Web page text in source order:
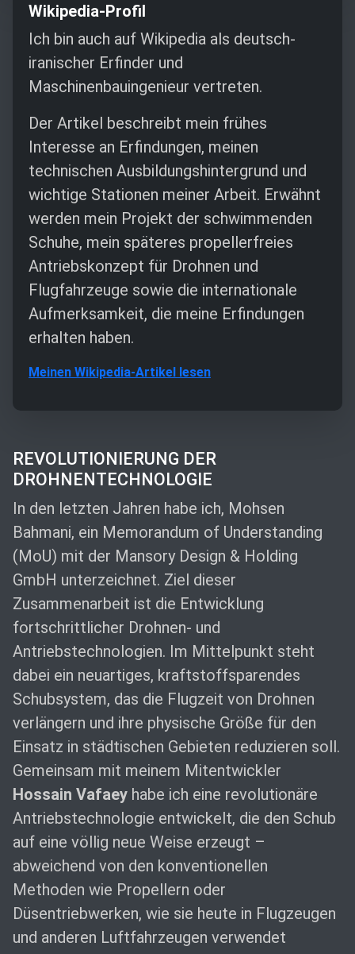
Wikipedia-Profil
Ich bin auch auf Wikipedia als deutsch-
iranischer Erfinder und
Maschinenbauingenieur vertreten.
Der Artikel beschreibt mein frühes
Interesse an Erfindungen, meinen
technischen Ausbildungshintergrund und
wichtige Stationen meiner Arbeit. Erwähnt
werden mein Projekt der schwimmenden
Schuhe, mein späteres propellerfreies
Antriebskonzept für Drohnen und
Flugfahrzeuge sowie die internationale
Aufmerksamkeit, die meine Erfindungen
erhalten haben.
Meinen Wikipedia-Artikel lesen
REVOLUTIONIERUNG DER
DROHNENTECHNOLOGIE
In den letzten Jahren habe ich, Mohsen
Bahmani, ein Memorandum of Understanding
(MoU) mit der Mansory Design & Holding
GmbH unterzeichnet. Ziel dieser
Zusammenarbeit ist die Entwicklung
fortschrittlicher Drohnen- und
Antriebstechnologien. Im Mittelpunkt steht
dabei ein neuartiges, kraftstoffsparendes
Schubsystem, das die Flugzeit von Drohnen
verlängern und ihre physische Größe für den
Einsatz in städtischen Gebieten reduzieren soll.
Gemeinsam mit meinem Mitentwickler
Hossain Vafaey habe ich eine revolutionäre
Antriebstechnologie entwickelt, die den Schub
auf eine völlig neue Weise erzeugt –
abweichend von den konventionellen
Methoden wie Propellern oder
Düsentriebwerken, wie sie heute in Flugzeugen
und anderen Luftfahrzeugen verwendet